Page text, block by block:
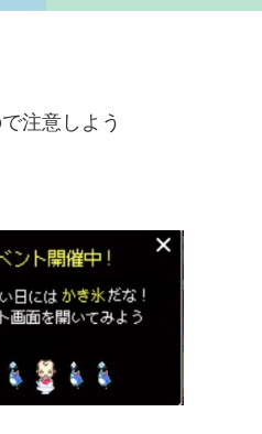
注意しよう